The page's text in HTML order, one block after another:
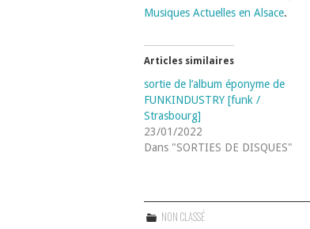
Musiques Actuelles en Alsace.
Articles similaires
sortie de l’album éponyme de
FUNKINDUSTRY [funk /
Strasbourg]
23/01/2022
Dans "SORTIES DE DISQUES"
NON CLASSÉ